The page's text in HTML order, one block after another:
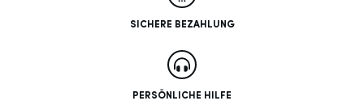
SICHERE BEZAHLUNG
PERSÖNLICHE HILFE